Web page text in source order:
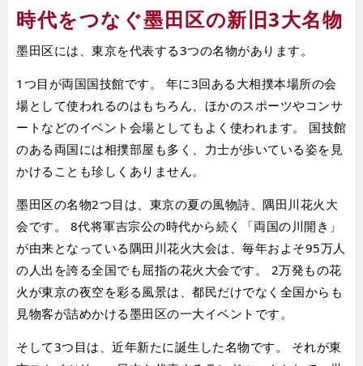
時代をつなぐ墨田区の新旧3大名物
墨田区には、東京を代表する3つの名物があります。
1つ目が両国国技館です。 年に3回ある大相撲本場所の会
場として使われるのはもちろん、ほかのスポーツやコンサ
ートなどのイベント会場としてもよく使われます。 国技館
のある両国には相撲部屋も多く、力士が歩いている姿を見
かけることも珍しくありません。
墨田区の名物2つ目は、東京の夏の風物詩、隅田川花火大
会です。 8代将軍吉宗公の時代から続く「両国の川開き」
が由来となっている隅田川花火大会は、毎年およそ95万人
の人出を誇る全国でも屈指の花火大会です。 2万発もの花
火が東京の夜空を彩る風景は、都民だけでなく全国からも
見物客が詰めかける墨田区の一大イベントです。
そして3つ目は、近年新たに誕生した名物です。 それが東